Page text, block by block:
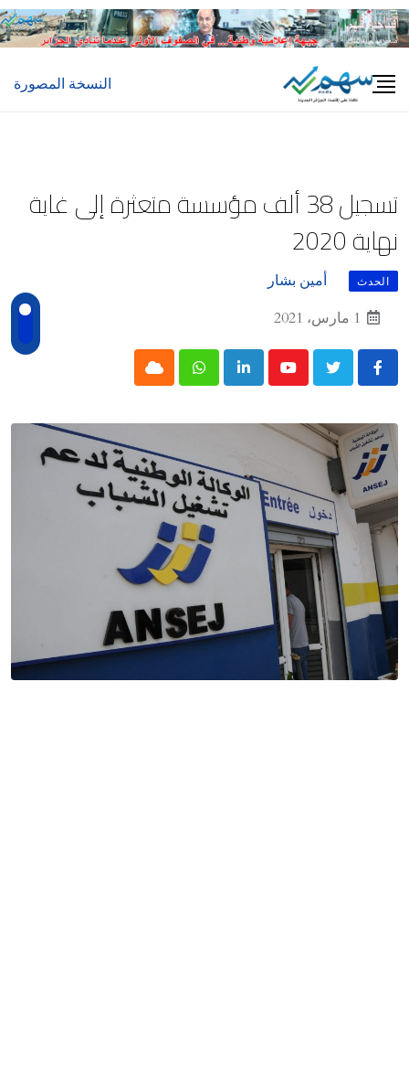
Skip
to
النسخة المصورة
تسجيل 38 ألف مؤسسة متعثرة إلى غاية
نهاية 2020
الحدث
أمين بشار
1 مارس، 2021
Youtube
LinkedIn
Whatsapp
Cloud